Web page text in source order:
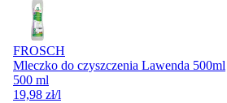
FROSCH
Mleczko do czyszczenia Lawenda 500ml
500 ml
19,98 zł/l